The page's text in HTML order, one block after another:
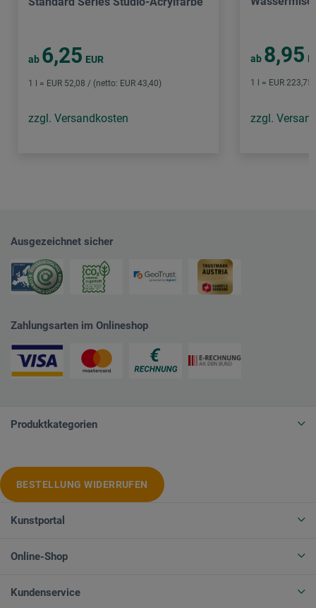
ab 6,25 EUR
1 l = EUR 52,08 / (netto: EUR 43,40)
zzgl. Versandkosten
ab 8,95
1 l = EUR
zzgl.
Ausgezeichnet sicher
Zahlungsarten im Onlineshop
Produktkategorien
BESTELLUNG WIDERRUFEN
Kunstportal
Online-Shop
Kundenservice